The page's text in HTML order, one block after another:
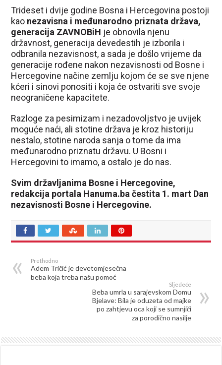
Trideset i dvije godine Bosna i Hercegovina postoji
kao nezavisna i međunarodno priznata država,
generacija ZAVNOBiH je obnovila njenu
državnost, generacija devedestih je izborila i
odbranila nezavisnost, a sada je došlo vrijeme da
generacije rođene nakon nezavisnosti od Bosne i
Hercegovine načine zemlju kojom će se sve njene
kćeri i sinovi ponositi i koja će ostvariti sve svoje
neograničene kapacitete.
Razloge za pesimizam i nezadovoljstvo je uvijek
moguće naći, ali stotine država je kroz historiju
nestalo, stotine naroda sanja o tome da ima
međunarodno priznatu državu. U Bosni i
Hercegovini to imamo, a ostalo je do nas.
Svim državljanima Bosne i Hercegovine,
redakcija portala Hanuma.ba čestita 1. mart Dan
nezavisnosti Bosne i Hercegovine.
Prethodno
Adem Tričić je devetomjesečna
beba koja treba našu pomoć
Sljedeće
Beba umrla u sarajevskom Domu
Bjelave: Bila je oduzeta od majke
po zahtjevu oca koji se sumnjiči
za porodično nasilje